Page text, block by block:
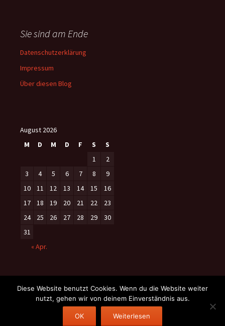
Sie sind am Ende
Datenschutzerklärung
Impressum
Über diesen Blog
August 2026
M
D M D F S
S
1
2
3
4 5 6 7 8
9
10
11 12 13 14 15
16
17
18 19 20 21 22
23
24
25 26 27 28 29
30
31
« Apr.
Datenschutzerklärung Stolz präsentiert von WordPress
Diese Website benutzt Cookies. Wenn du die Website weiter
nutzt, gehen wir von deinem Einverständnis aus.
OK Weiterlesen